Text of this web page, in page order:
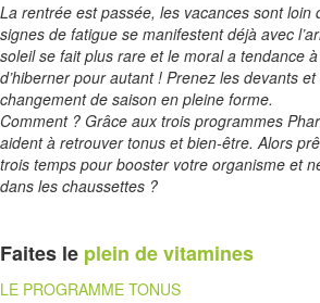
La rentrée est passée, les vacances sont loin
signes de fatigue se manifestent déjà avec
soleil se fait plus rare et le moral a tendance
d’hiberner pour autant ! Prenez les devants
changement de saison en pleine forme.
Comment ? Grâce aux trois programmes
aident à retrouver tonus et bien-être. Alors
trois temps pour booster votre organisme et
dans les chaussettes ?
Faites le plein de vitamines
LE PROGRAMME TONUS